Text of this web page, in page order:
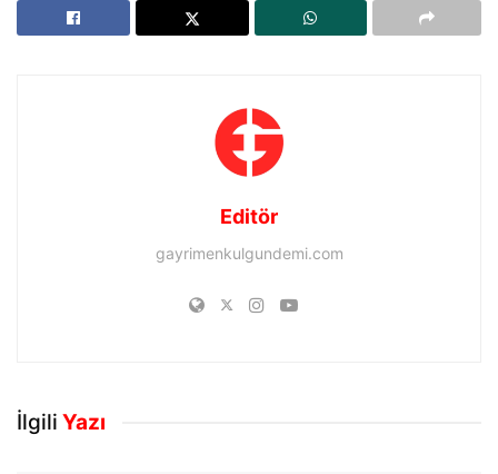
Editör
gayrimenkulgundemi.com
İlgili Yazı